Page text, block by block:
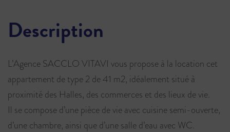
Description
L’Agence SACCLO VITAVI vous propose à la location cet
appartement de type 2 de 41 m2, idéalement situé à
proximité des Halles, des commerces et des lieux de vie.
Il se compose d’une pièce de vie avec cuisine semi-ouverte,
d’une chambre, ainsi que d’une salle d’eau avec WC.